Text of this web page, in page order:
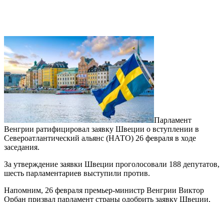
Парламент
Венгрии ратифицировал заявку Швеции о вступлении в
Североатлантический альянс (НАТО) 26 февраля в ходе
заседания.
За утверждение заявки Швеции проголосовали 188 депутатов,
шесть парламентариев выступили против.
Напомним, 26 февраля премьер-министр Венгрии Виктор
Орбан призвал парламент страны одобрить заявку Швеции,